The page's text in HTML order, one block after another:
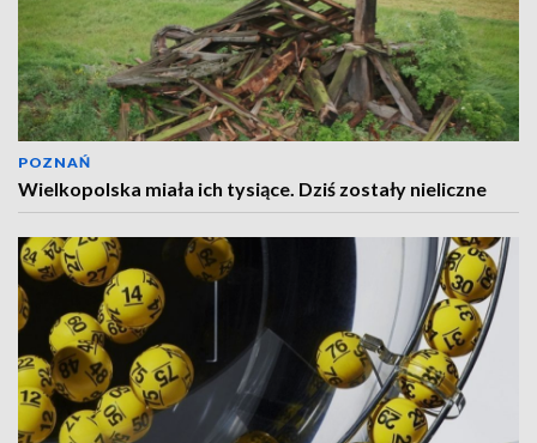
POZNAŃ
Wielkopolska miała ich tysiące. Dziś zostały nieliczne